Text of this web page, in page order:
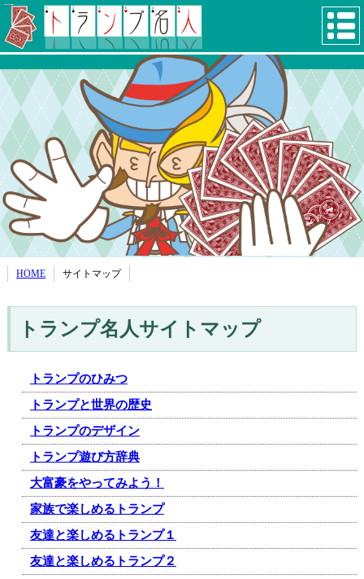
HOME サイトマップ
トランプ名人サイトマップ
トランプのひみつ
トランプと世界の歴史
トランプのデザイン
トランプ遊び方辞典
大富豪をやってみよう！
家族で楽しめるトランプ
友達と楽しめるトランプ１
友達と楽しめるトランプ２